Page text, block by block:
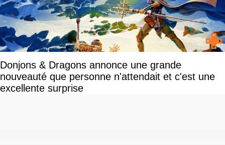
Donjons & Dragons annonce une grande
nouveauté que personne n'attendait et c'est une
excellente surprise